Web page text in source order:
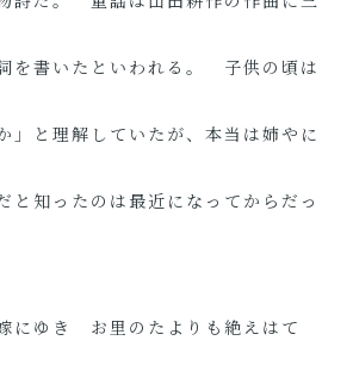
を書いたといわれる。 子供の頃は
」と理解していたが、本当は姉やに
と知ったのは最近になってからだっ
ゆき お里のたよりも絶えはて